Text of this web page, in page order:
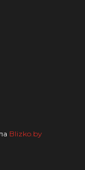
Blizko.by